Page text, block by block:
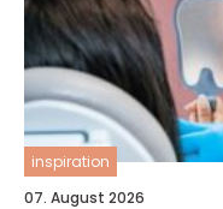
inspiration
07. August 2026